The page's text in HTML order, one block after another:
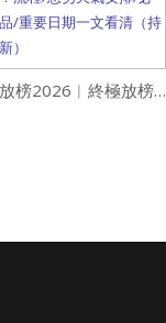
DSE放榜2026︱終極放榜懶人包！流程/惡劣天氣安排/必備物品/重要日期一文看清（持續更新）